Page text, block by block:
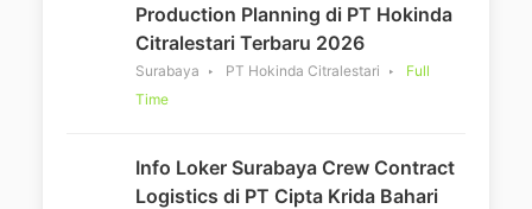
Production Planning di PT Hokinda
Citralestari Terbaru 2026
Surabaya PT Hokinda Citralestari
Full
Time
Info Loker Surabaya Crew Contract
Logistics di PT Cipta Krida Bahari